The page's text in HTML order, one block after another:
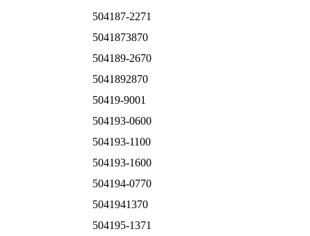
504187-2271
5041873870
504189-2670
5041892870
50419-9001
504193-0600
504193-1100
504193-1600
504194-0770
5041941370
504195-1371